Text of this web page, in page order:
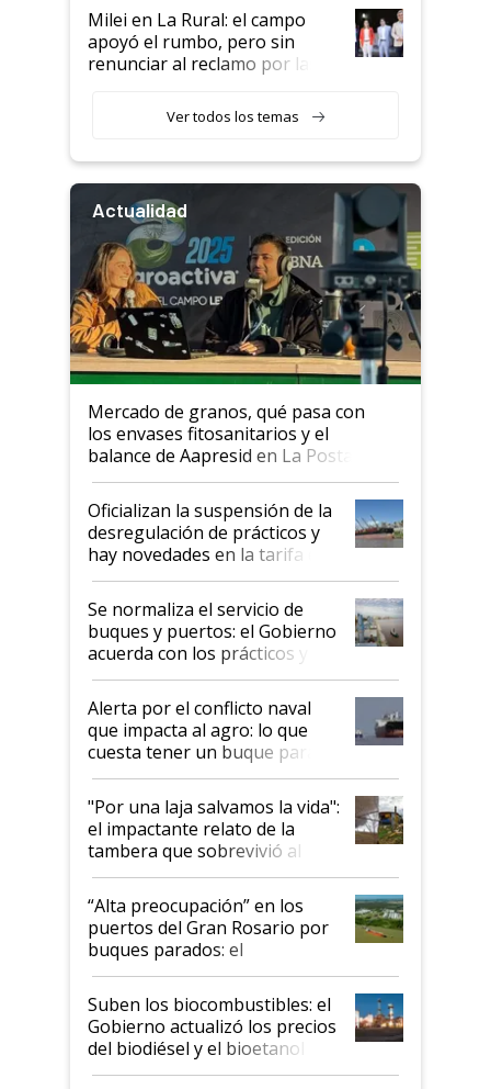
Milei en La Rural: el campo
apoyó el rumbo, pero sin
renunciar al reclamo por las
Ver todos los temas
Actualidad
Mercado de granos, qué pasa con
los envases fitosanitarios y el
balance de Aapresid en La Posta
Oficializan la suspensión de la
desregulación de prácticos y
hay novedades en la tarifa de
la hidrovía
Se normaliza el servicio de
buques y puertos: el Gobierno
acuerda con los prácticos y
suspende el decreto de
desregulación
Alerta por el conflicto naval
que impacta al agro: lo que
cuesta tener un buque parado
y el peligro de que Argentina
pase a ser "país sucio"
"Por una laja salvamos la vida":
el impactante relato de la
tambera que sobrevivió al
tornado
“Alta preocupación” en los
puertos del Gran Rosario por
buques parados: el
funcionamiento de las
exportadoras en tensión tras
la medida de fuerza de los
prácticos
Suben los biocombustibles: el
Gobierno actualizó los precios
del biodiésel y el bioetanol